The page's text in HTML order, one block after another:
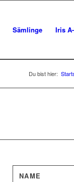
Sämlinge Iris
Du bist hier:
NAME